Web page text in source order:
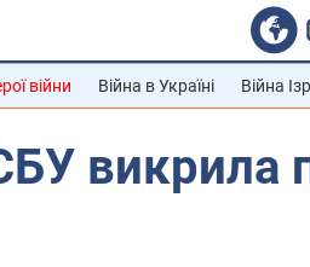
війни Війна в Україні Війна
викрила